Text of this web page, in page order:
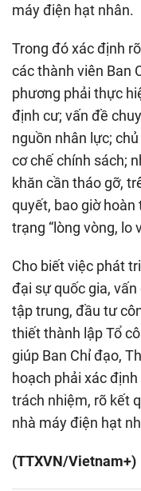
máy điện hạt nhân.
Trong đó xác định
các thành viên Ban
phương phải thực
định cư; vấn đề
nguồn nhân lực;
cơ chế chính sách;
khăn cần tháo gỡ,
quyết, bao giờ hoàn
trạng “lòng vòng, lo
Cho biết việc phát
đại sự quốc gia,
tập trung, đầu tư
thiết thành lập Tổ
giúp Ban Chỉ đạo,
hoạch phải xác
trách nhiệm, rõ kết
nhà máy điện hạt
(TTXVN/Vietnam+)